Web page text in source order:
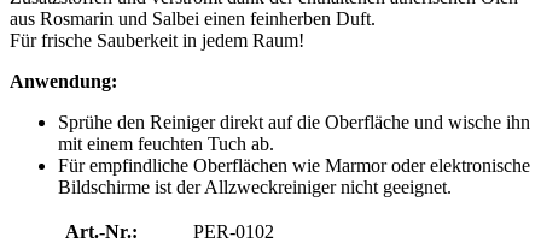
aus Rosmarin und Salbei einen feinherben Duft.
Für frische Sauberkeit in jedem Raum!
Anwendung:
Sprühe den Reiniger direkt auf die Oberfläche und wische ihn
mit einem feuchten Tuch ab.
Für empfindliche Oberflächen wie Marmor oder elektronische
Bildschirme ist der Allzweckreiniger nicht geeignet.
Art.-Nr.:
PER-0102